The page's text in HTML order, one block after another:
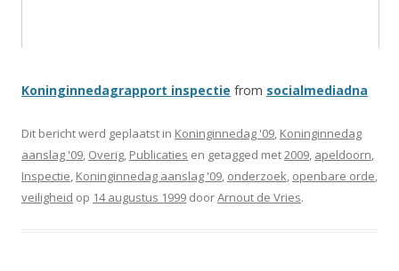
Koninginnedagrapport inspectie from socialmediadna
Dit bericht werd geplaatst in Koninginnedag '09, Koninginnedag
aanslag '09, Overig, Publicaties en getagged met2009, apeldoorn,
Inspectie, Koninginnedag aanslag '09, onderzoek, openbare orde,
veiligheid op 14 augustus 1999 doorArnout de Vries.